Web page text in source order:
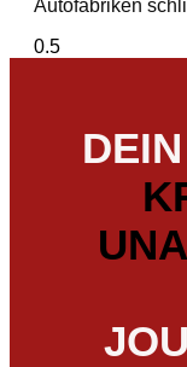
Autofabriken